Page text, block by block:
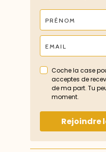
Coche la case
acceptes de
de ma part. Tu
moment.
Rejoindre